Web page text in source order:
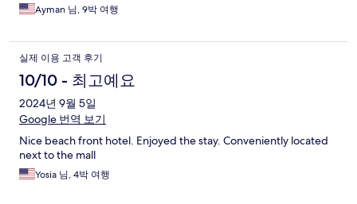
Ayman 님, 9박 여행
실제 이용 고객 후기
10/10 - 최고예요
2024년 9월 5일
Google 번역 보기
Nice beach front hotel. Enjoyed the stay. Conveniently located
next to the mall
Yosia 님, 4박 여행